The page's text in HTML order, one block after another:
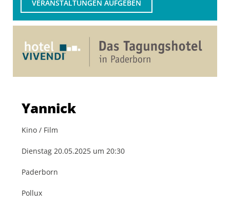
VERANSTALTUNGEN AUFGEBEN
Yannick
Kino / Film
Dienstag 20.05.2025 um 20:30
Paderborn
Pollux